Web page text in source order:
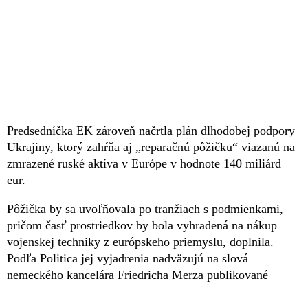
Predsedníčka EK zároveň načrtla plán dlhodobej podpory
Ukrajiny, ktorý zahŕňa aj „reparačnú pôžičku“ viazanú na
zmrazené ruské aktíva v Európe v hodnote 140 miliárd
eur.
Pôžička by sa uvoľňovala po tranžiach s podmienkami,
pričom časť prostriedkov by bola vyhradená na nákup
vojenskej techniky z európskeho priemyslu, doplnila.
Podľa Politica jej vyjadrenia nadväzujú na slová
nemeckého kancelára Friedricha Merza publikované